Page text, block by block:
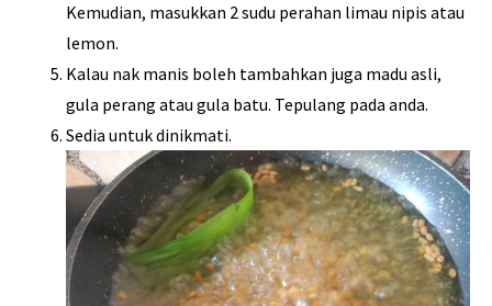
Kemudian, masukkan 2 sudu perahan limau nipis atau
lemon.
Kalau nak manis boleh tambahkan juga madu asli,
gula perang atau gula batu. Tepulang pada anda.
Sedia untuk dinikmati.